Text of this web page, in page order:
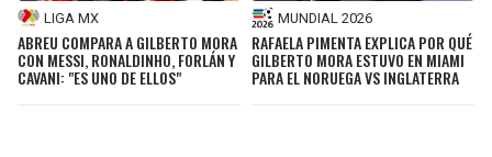
LIGA MX
ABREU COMPARA A GILBERTO MORA
CON MESSI, RONALDINHO, FORLÁN Y
CAVANI: "ES UNO DE ELLOS"
MUNDIAL 2026
RAFAELA PIMENTA EXPLICA POR QUÉ
GILBERTO MORA ESTUVO EN MIAMI
PARA EL NORUEGA VS INGLATERRA